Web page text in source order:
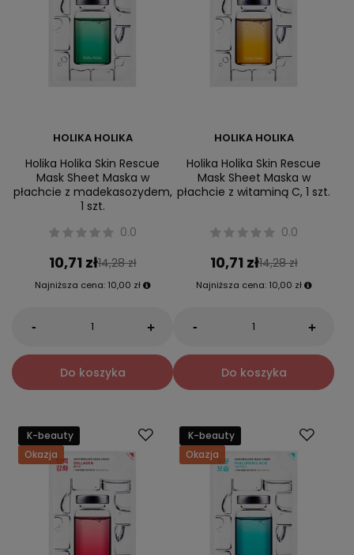
HOLIKA HOLIKA
Holika Holika Skin Rescue
Mask Sheet Maska w
płachcie z madekasozydem,
1 szt.
0.0
10,71 zł14,28 zł
Najniższa cena: 10,00 zł
- +
Do koszyka
HOLIKA HOLIKA
Holika Holika Skin Rescue
Mask Sheet Maska w
płachcie z witaminą C, 1 szt.
0.0
10,71 zł14,28 zł
Najniższa cena: 10,00 zł
- +
Do koszyka
K-beauty
Okazja
K-beauty
Okazja